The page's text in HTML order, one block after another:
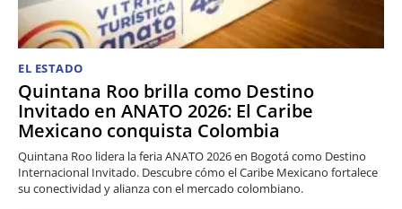
EL ESTADO
Quintana Roo brilla como Destino
Invitado en ANATO 2026: El Caribe
Mexicano conquista Colombia
Quintana Roo lidera la feria ANATO 2026 en Bogotá como Destino
Internacional Invitado. Descubre cómo el Caribe Mexicano fortalece
su conectividad y alianza con el mercado colombiano.